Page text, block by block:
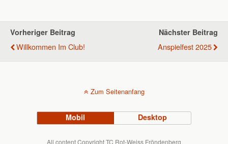
Vorheriger Beitrag
Willkommen Im Club!
Nächster Beitrag
Anspielfest 2025
Zum Seitenanfang
Mobil Desktop
All content Copyright TC Rot-Weiss Fröndenberg